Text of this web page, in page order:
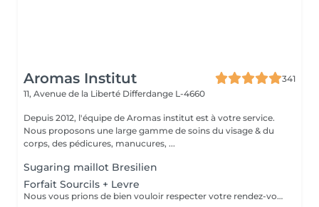
Aromas Institut
341
11, Avenue de la Liberté Differdange L-4660
Depuis 2012, l'équipe de Aromas institut est à votre service.
Nous proposons une large gamme de soins du visage & du
corps, des pédicures, manucures, ...
Sugaring maillot Bresilien
Forfait Sourcils + Levre
Nous vous prions de bien vouloir respecter votre rendez-vous. En prenant rendez-vous, vous occupez une place, dont une autre personne aurait éventuellement besoin. Tout rendez-vous non annulé 24h en avance, est susceptible d'être facturé. (Si vous ne pouvez pas vous présenter à votre RDV, proposez-le éventuellement à un proche ou à un ami) Toute l'équipe de Aromas Institut vous remercie pour votre respect et votre compréhension.